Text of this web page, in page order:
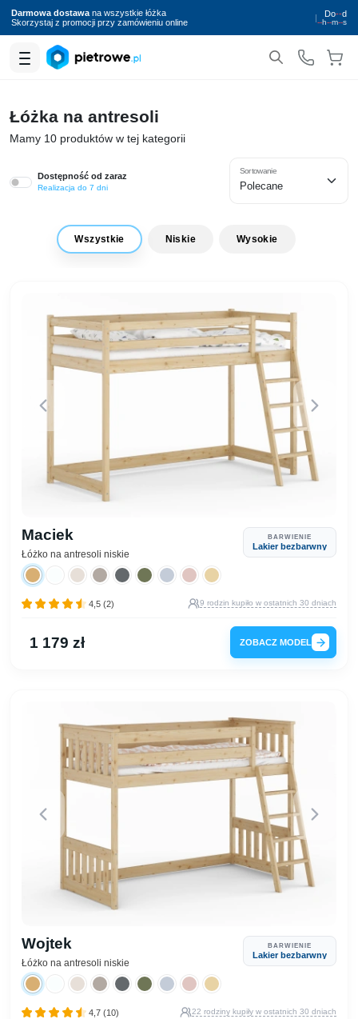
Darmowa dostawa na wszystkie łóżka
Skorzystaj z promocji przy zamówieniu online
| Do--d
--h--m--s
Łóżka na antresoli
Mamy 10 produktów w tej kategorii
Dostępność od zaraz
Realizacja do 7 dni
Sortowanie
Wszystkie Niskie Wysokie
Maciek
Łóżko na antresoli niskie
BARWIENIE
Lakier bezbarwny
4,5 (2) 9 rodzin kupiło w ostatnich 30 dniach
1 179 zł ZOBACZ MODEL
Wojtek
Łóżko na antresoli niskie
BARWIENIE
Lakier bezbarwny
4,7 (10) 22 rodziny kupiły w ostatnich 30 dniach